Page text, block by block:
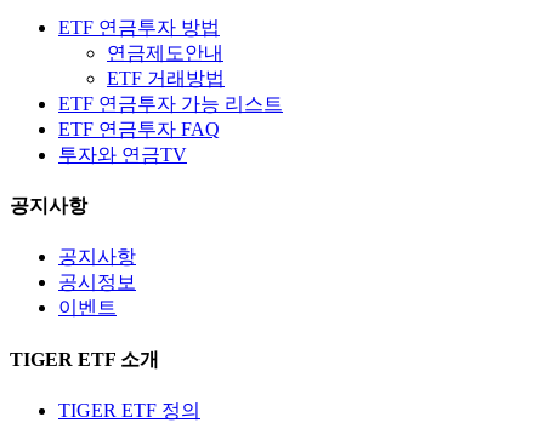
ETF 연금투자 방법
연금제도안내
ETF 거래방법
ETF 연금투자 가능 리스트
ETF 연금투자 FAQ
투자와 연금TV
공지사항
공지사항
공시정보
이벤트
TIGER ETF 소개
TIGER ETF 정의